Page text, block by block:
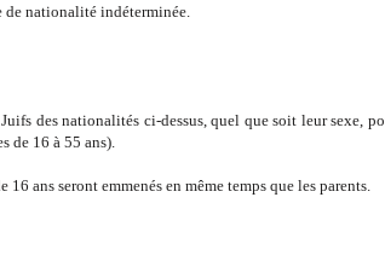
de nationalité indéterminée.
des nationalités ci-dessus, quel que soit leur sexe,
de 16 à 55 ans).
16 ans seront emmenés en même temps que les parents.